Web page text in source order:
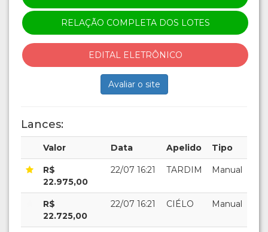
RELAÇÃO COMPLETA DOS LOTES
EDITAL ELETRÔNICO
Avaliar o site
Lances:
Valor Data Apelido Tipo
R$
22.975,00
22/07 16:21 TARDIM Manual
R$
22.725,00
22/07 16:21 CIÉLO Manual